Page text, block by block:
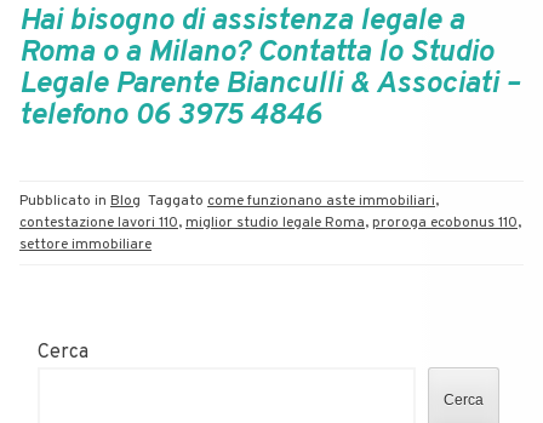
Hai bisogno di assistenza legale a
Roma o a Milano? Contatta lo Studio
Legale Parente Bianculli & Associati –
telefono 06 3975 4846
Pubblicato in Blog Taggato come funzionano aste immobiliari,
contestazione lavori 110,miglior studio legale Roma,proroga ecobonus 110,
settore immobiliare
Cerca
Cerca